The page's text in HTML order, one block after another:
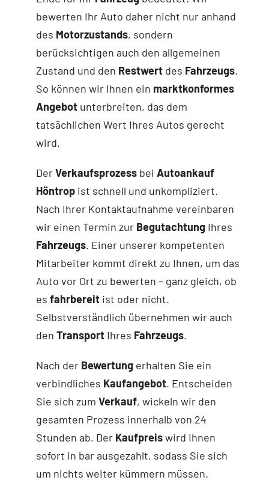
bewerten Ihr Auto daher nicht nur anhand
des Motorzustands, sondern
berücksichtigen auch den allgemeinen
Zustand und den Restwertdes Fahrzeugs.
So können wir Ihnen ein marktkonformes
Angebotunterbreiten, das dem
tatsächlichen Wert Ihres Autos gerecht
wird.
DerVerkaufsprozessbei Autoankauf
Höntrop ist schnell und unkompliziert.
Nach Ihrer Kontaktaufnahme vereinbaren
wir einen Termin zur BegutachtungIhres
Fahrzeugs. Einer unserer kompetenten
Mitarbeiter kommt direkt zu Ihnen, um das
Auto vor Ort zu bewerten – ganz gleich, ob
es fahrbereitist oder nicht.
Selbstverständlich übernehmen wir auch
den TransportIhres Fahrzeugs.
Nach der Bewertungerhalten Sie ein
verbindliches Kaufangebot. Entscheiden
Sie sich zum Verkauf, wickeln wir den
gesamten Prozess innerhalb von 24
Stunden ab. Der Kaufpreiswird Ihnen
sofort in bar ausgezahlt, sodass Sie sich
um nichts weiter kümmern müssen.